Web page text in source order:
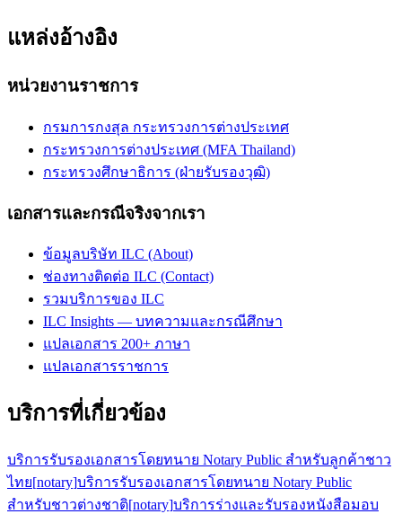
แหล่งอ้างอิง
หน่วยงานราชการ
กรมการกงสุล กระทรวงการต่างประเทศ
กระทรวงการต่างประเทศ (MFA Thailand)
กระทรวงศึกษาธิการ (ฝ่ายรับรองวุฒิ)
เอกสารและกรณีจริงจากเรา
ข้อมูลบริษัท ILC (About)
ช่องทางติดต่อ ILC (Contact)
รวมบริการของ ILC
ILC Insights — บทความและกรณีศึกษา
แปลเอกสาร 200+ ภาษา
แปลเอกสารราชการ
บริการที่เกี่ยวข้อง
บริการรับรองเอกสารโดยทนาย Notary Public สำหรับลูกค้าชาว
ไทย[notary]บริการรับรองเอกสารโดยทนาย Notary Public
สำหรับชาวต่างชาติ[notary]บริการร่างและรับรองหนังสือมอบ